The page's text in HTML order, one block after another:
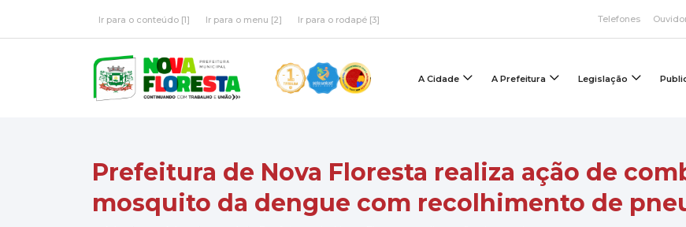
Ir para o conteúdo [1] Ir para o menu [2] Ir para o rodapé [3] Telefones
A Cidade A Prefeitura Legislação
Prefeitura de Nova Floresta realiza ação de
mosquito da dengue com recolhimento de